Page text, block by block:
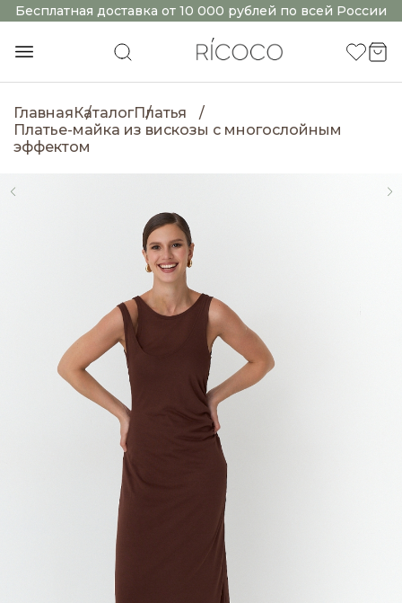
Бесплатная доставка от 10 000 рублей по всей России
ГлавнаяКаталогПлатья
Платье-майка из вискозы с многослойным
эффектом